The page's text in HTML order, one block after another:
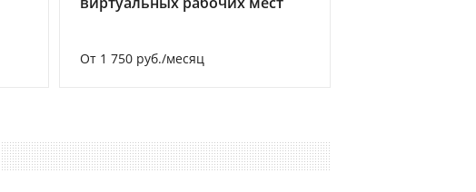
От 1 750 руб./месяц